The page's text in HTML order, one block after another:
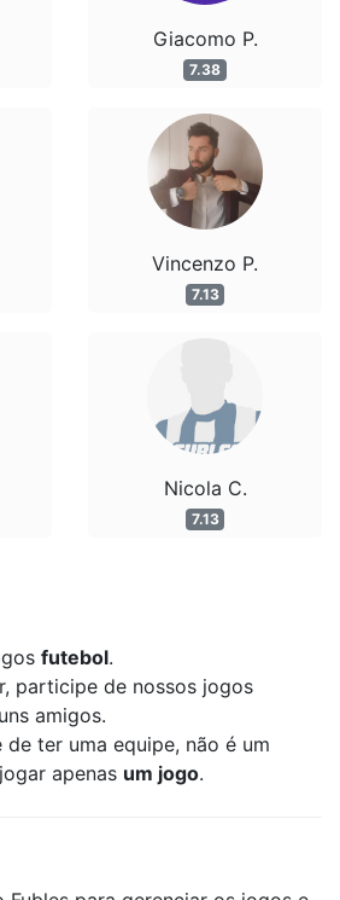
Giacomo P.
7.38
Vincenzo P.
7.13
Nicola C.
7.13
futebol.
participe de nossos jogos
amigos.
de ter uma equipe, não é um
apenas um jogo.